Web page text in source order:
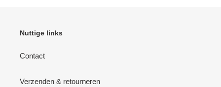
Nuttige links
Contact
Verzenden & retourneren